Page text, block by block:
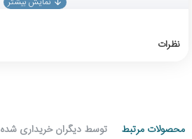
نظرات
محصولات مرتبط توسط دیگران خریداری شده